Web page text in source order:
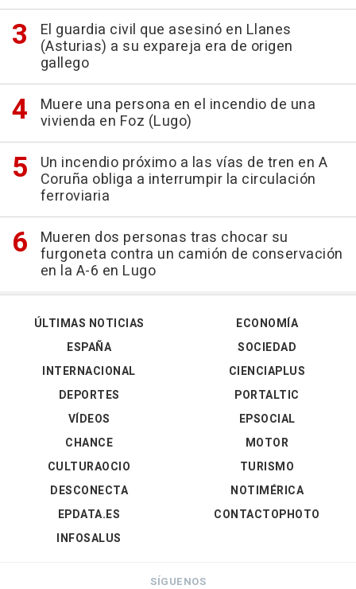
El guardia civil que asesinó en Llanes
(Asturias) a su expareja era de origen
gallego
Muere una persona en el incendio de una
vivienda en Foz (Lugo)
Un incendio próximo a las vías de tren en A
Coruña obliga a interrumpir la circulación
ferroviaria
Mueren dos personas tras chocar su
furgoneta contra un camión de conservación
en la A-6 en Lugo
ÚLTIMAS NOTICIAS
ESPAÑA
INTERNACIONAL
DEPORTES
VÍDEOS
ECONOMÍA
SOCIEDAD
CIENCIAPLUS
PORTALTIC
EPSOCIAL
CHANCE
CULTURAOCIO
DESCONECTA
EPDATA.ES
INFOSALUS
MOTOR
TURISMO
NOTIMÉRICA
CONTACTOPHOTO
SÍGUENOS